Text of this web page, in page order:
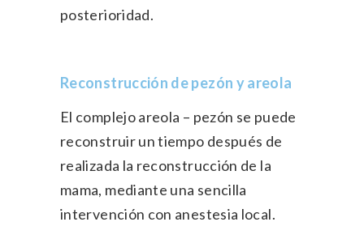
posterioridad.
Reconstrucción de pezón y areola
El complejo areola – pezón se puede
reconstruir un tiempo después de
realizada la reconstrucción de la
mama, mediante una sencilla
intervención con anestesia local.